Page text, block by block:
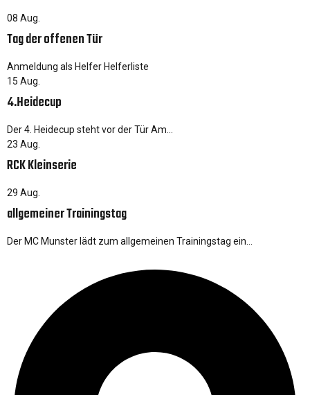
08 Aug.
Tag der offenen Tür
Anmeldung als Helfer Helferliste
15 Aug.
4.Heidecup
Der 4. Heidecup steht vor der Tür Am…
23 Aug.
RCK Kleinserie
29 Aug.
allgemeiner Trainingstag
Der MC Munster lädt zum allgemeinen Trainingstag ein…